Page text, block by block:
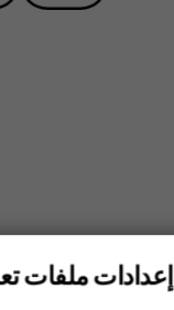
إعدادات ملفات